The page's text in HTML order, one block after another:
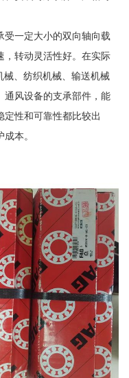
受一定大小的双向轴向载
，转动灵活性好。在实际
械、纺织机械、输送机械
通风设备的支承部件，能
定性和可靠性都比较出
本。